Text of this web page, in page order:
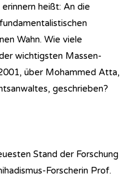
heißt: An die
Wahn. Wie viele
wichtigsten Massen-
über Mohammed Atta,
geschrieben?
Stand der Forschung
Forscherin Prof.